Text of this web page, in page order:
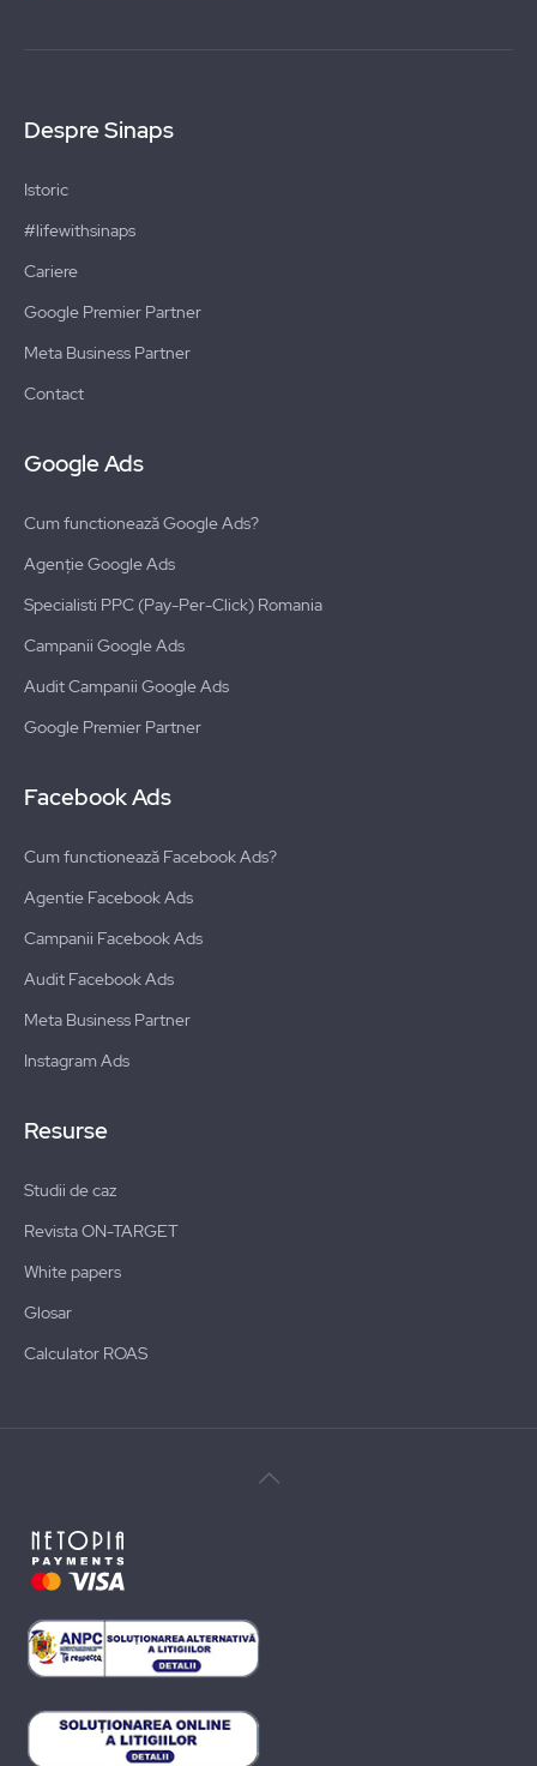
Despre Sinaps
Istoric
#lifewithsinaps
Cariere
Google Premier Partner
Meta Business Partner
Contact
Google Ads
Cum functionează Google Ads?
Agenție Google Ads
Specialisti PPC (Pay-Per-Click) Romania
Campanii Google Ads
Audit Campanii Google Ads
Google Premier Partner
Facebook Ads
Cum functionează Facebook Ads?
Agentie Facebook Ads
Campanii Facebook Ads
Audit Facebook Ads
Meta Business Partner
Instagram Ads
Resurse
Studii de caz
Revista ON-TARGET
White papers
Glosar
Calculator ROAS